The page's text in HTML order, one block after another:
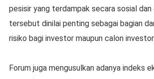
pesisir yang terdampak secara sosial dan
tersebut dinilai penting sebagai bagian
risiko bagi investor maupun calon investor.
Forum juga mengusulkan adanya indeks